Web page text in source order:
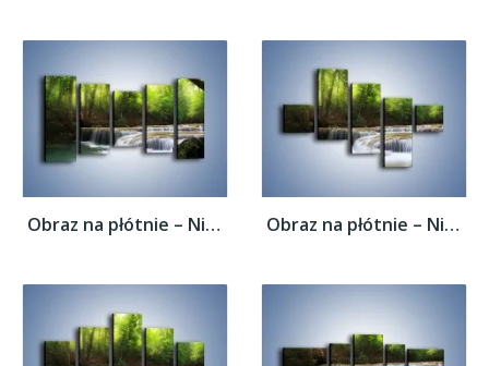
Obraz na płótnie – Niski niegroźny... Obraz na płótnie – Niski niegroźny...